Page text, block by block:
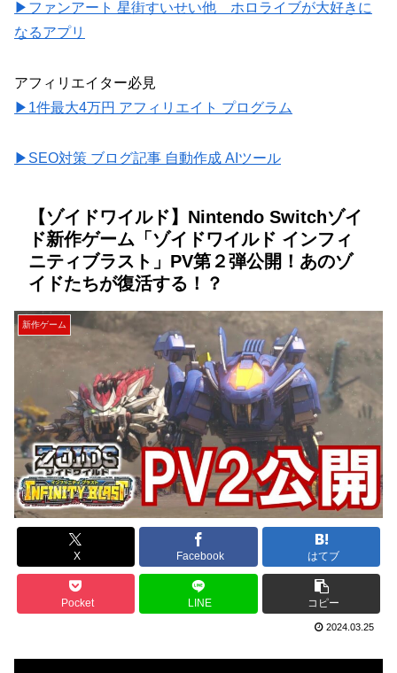
▶ファンアート 星街すいせい他 ホロライブが大好きに
なるアプリ
アフィリエイター必見
▶1件最大4万円 アフィリエイト プログラム
▶SEO対策 ブログ記事 自動作成 AIツール
【ゾイドワイルド】Nintendo Switchゾイ
ド新作ゲーム「ゾイドワイルド インフィ
ニティブラスト」PV第２弾公開！あのゾ
イドたちが復活する！？
新作ゲーム
X Facebook はてブ
Pocket LINE コピー
2024.03.25